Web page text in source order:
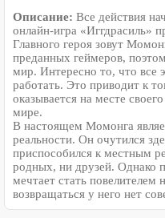
Описание: Все действия
онлайн-игра «Иггдрасиль»
Главного героя зовут
преданных геймеров,
мир. Интересно то, что все
работать. Это приводит к
оказывается на месте
мире.
В настоящем Момонга
реальности. Он очутился
приспособился к местным
родных, ни друзей. Однако
мечтает стать повелителем
возвращаться у него нет